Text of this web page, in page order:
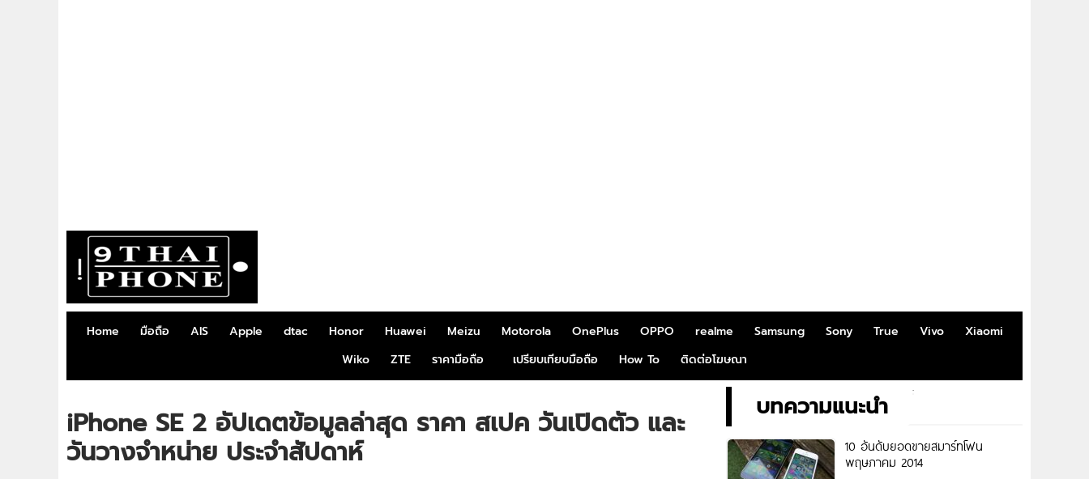
Home มือถือ AIS Apple dtac Honor Huawei Meizu Motorola OnePlus OPPO realme Samsung Sony True Vivo
Xiaomi
Wiko
ZTE ราคามือถือ เปรียบเทียบมือถือ How To ติดต่อโฆษณา
iPhone SE 2 อัปเดตข้อมูลล่าสุด ราคา สเปค วันเปิดตัว และ
วันวางจำหน่าย ประจำสัปดาห์
บทความแนะนำ
10 อันดับยอดขายสมาร์ทโฟน
พฤษภาคม 2014